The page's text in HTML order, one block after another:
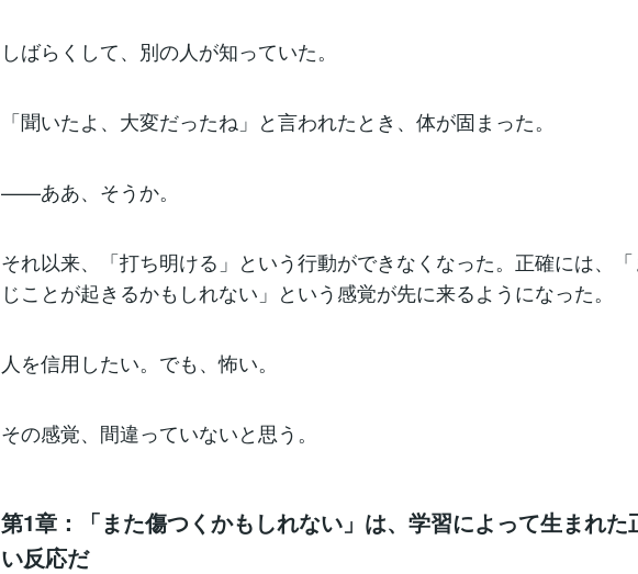
しばらくして、別の人が知っていた。
「聞いたよ、大変だったね」と言われたとき、体が固まった。
——ああ、そうか。
それ以来、「打ち明ける」という行動ができなくなった。正確には、「
じことが起きるかもしれない」という感覚が先に来るようになった。
人を信用したい。でも、怖い。
その感覚、間違っていないと思う。
第1章：「また傷つくかもしれない」は、学習によって生まれた
い反応だ